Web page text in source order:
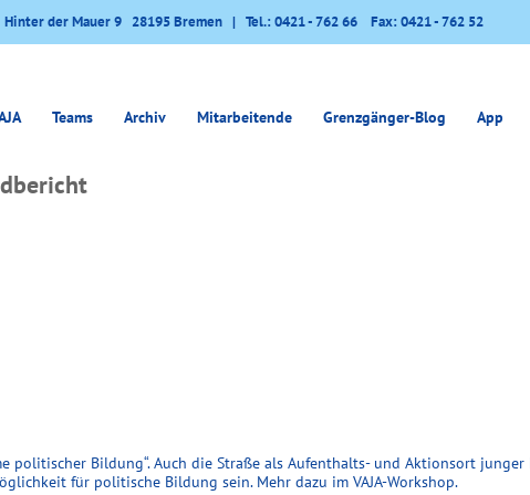
der Mauer 9 28195 Bremen | Tel.: 0421 - 762 66 Fax: 0421 - 762 52
Teams Archiv Mitarbeitende Grenzgänger-Blog App
politischer Bildung“. Auch die Straße als Aufenthalts- und Aktionsort junger
für politische Bildung sein. Mehr dazu im VAJA-Workshop.